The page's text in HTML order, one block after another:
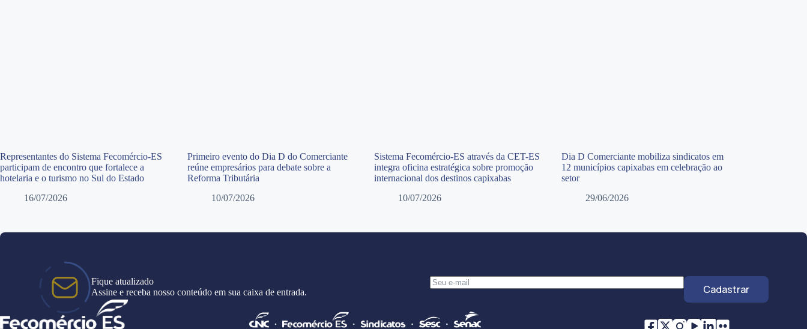
Representantes do Sistema Fecomércio-ES
participam de encontro que fortalece a
hotelaria e o turismo no Sul do Estado
16/07/2026
Primeiro evento do Dia D do Comerciante
reúne empresários para debate sobre a
Reforma Tributária
10/07/2026
Sistema Fecomércio-ES através da CET-ES
integra oficina estratégica sobre promoção
internacional dos destinos capixabas
10/07/2026
Dia D Comerciante mobiliza sindicatos em
12 municípios capixabas em celebração ao
setor
29/06/2026
Fique atualizado
Assine e receba nosso conteúdo em sua caixa de entrada.
Cadastrar